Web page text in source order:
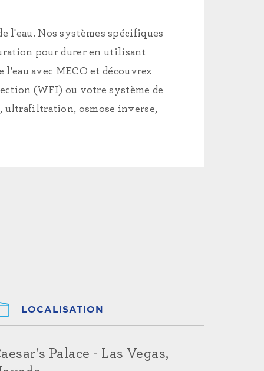
l'eau. Nos systèmes spécifiques
pour durer en utilisant
avec MECO et découvrez
(WFI) ou votre système de
ultrafiltration, osmose inverse,
LOCALISATION
Palace - Las Vegas,